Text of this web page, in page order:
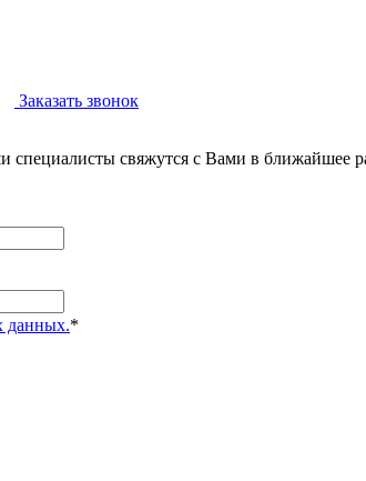
Заказать звонок
свяжутся с Вами в ближайшее
данных.*